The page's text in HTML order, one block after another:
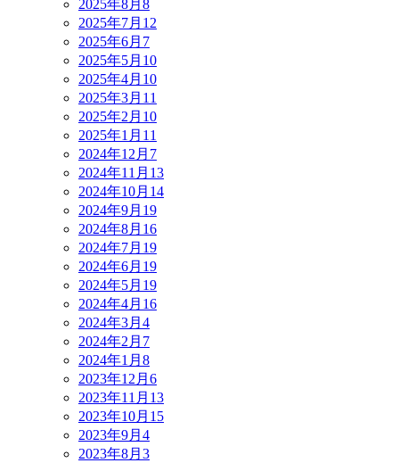
2025年8月 8
2025年7月 12
2025年6月 7
2025年5月 10
2025年4月 10
2025年3月 11
2025年2月 10
2025年1月 11
2024年12月 7
2024年11月 13
2024年10月 14
2024年9月 19
2024年8月 16
2024年7月 19
2024年6月 19
2024年5月 19
2024年4月 16
2024年3月 4
2024年2月 7
2024年1月 8
2023年12月 6
2023年11月 13
2023年10月 15
2023年9月 4
2023年8月 3